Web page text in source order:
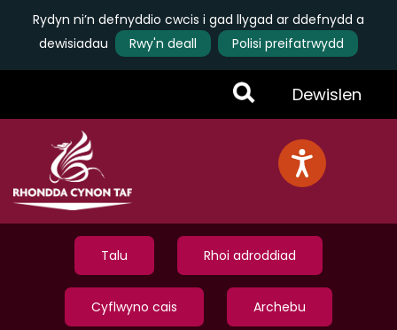
Rydyn ni’n defnyddio cwcis i gad llygad ar ddefnydd a
dewisiadau
Rwy'n deall
Polisi preifatrwydd
Toggle
Menu
Dewislen
Talu Rhoi adroddiad
Cyflwyno cais Archebu